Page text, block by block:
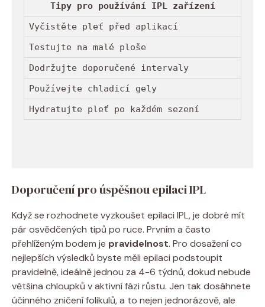
Tipy pro používání IPL zařízení
Vyčistěte pleť před aplikací
Testujte na malé ploše
Dodržujte doporučené intervaly
Používejte chladicí gely
Hydratujte pleť po každém sezení
Doporučení pro úspěšnou epilaci IPL
Když se rozhodnete vyzkoušet epilaci IPL, je dobré mít
pár osvědčených tipů po ruce. Prvním a často
přehlíženým bodem je pravidelnost. Pro dosažení co
nejlepších výsledků byste měli epilaci podstoupit
pravidelně, ideálně jednou za 4-6 týdnů, dokud nebude
většina chloupků v aktivní fázi růstu. Jen tak dosáhnete
účinného zničení folikulů, a to nejen jednorázově, ale